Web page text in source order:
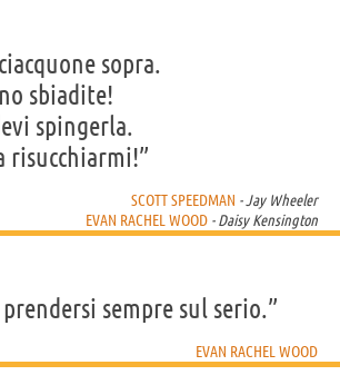
sopra.
sbiadite!
spingerla.
risucchiarmi!”
SCOTT SPEEDMAN - Jay Wheeler
EVAN RACHEL WOOD - Daisy Kensington
sempre sul serio.”
EVAN RACHEL WOOD